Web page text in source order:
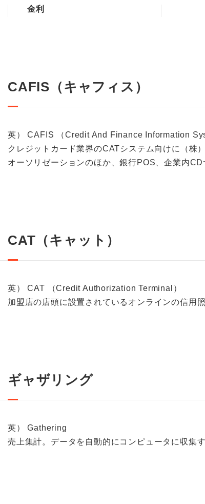
金利
CAFIS（キャフィス）
英） CAFIS （Credit And Finance Information
クレジットカード業界のCATシステム向けに（株
オーソリゼーションのほか、銀行POS、企業内
CAT（キャット）
英） CAT （Credit Authorization Terminal）
加盟店の店頭に設置されているオンラインの信用
ギャザリング
英） Gathering
売上集計。データを自動的にコンピュータに収集す